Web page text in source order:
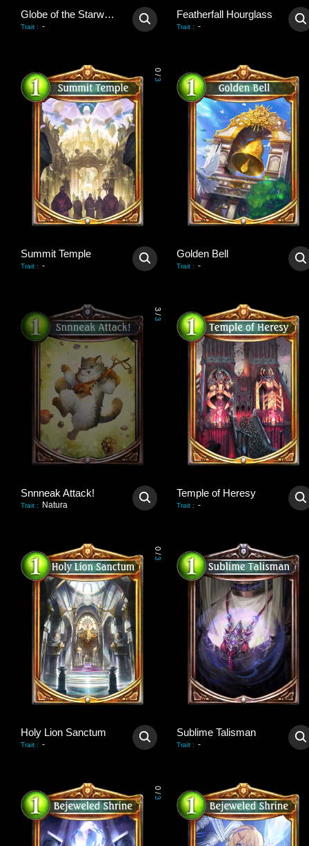
Globe of the Starways
Trait : -
Featherfall Hourglass
Trait : -
0
/
3
Summit Temple
Trait : -
Golden Bell
Trait : -
3
/
3
Snnneak Attack!
Trait : Natura
Temple of Heresy
Trait : -
0
/
3
Holy Lion Sanctum
Trait : -
Sublime Talisman
Trait : -
0
/
3